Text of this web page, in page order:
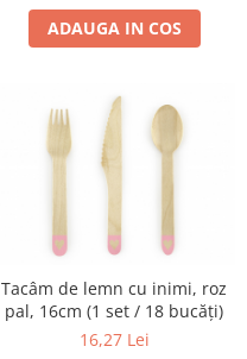
ADAUGA IN COS
Tacâm de lemn cu inimi, roz
pal, 16cm (1 set / 18 bucăți)
16,27 Lei